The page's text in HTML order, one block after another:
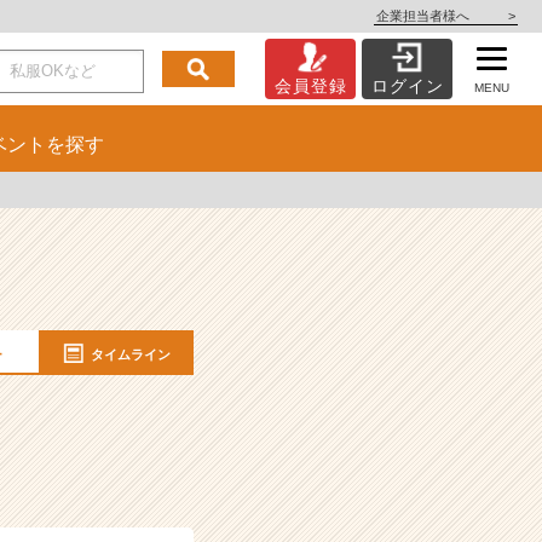
企業担当者様へ >
会員登録 ログイン MENU
ント を探す
タイムライン